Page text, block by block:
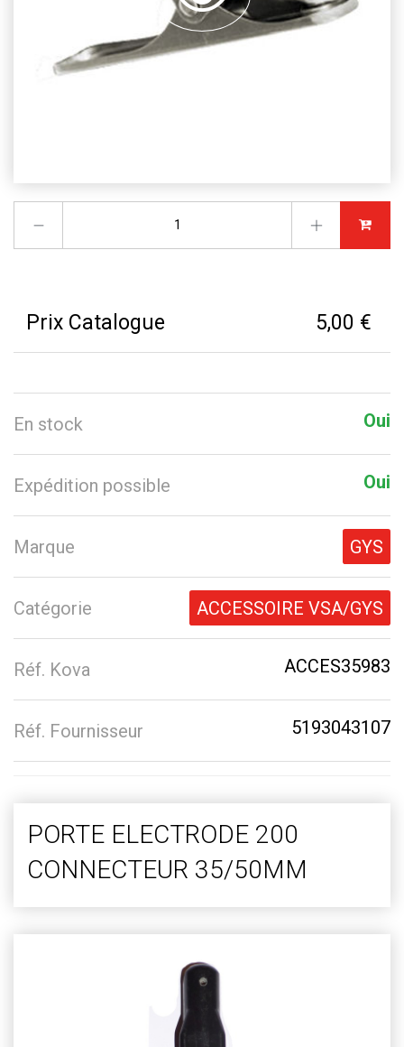
Prix Catalogue 5,00 €
En stock Oui
Expédition possible Oui
Marque GYS
Catégorie ACCESSOIRE VSA/GYS
Réf. Kova ACCES35983
Réf. Fournisseur 5193043107
PORTE ELECTRODE 200
CONNECTEUR 35/50MM